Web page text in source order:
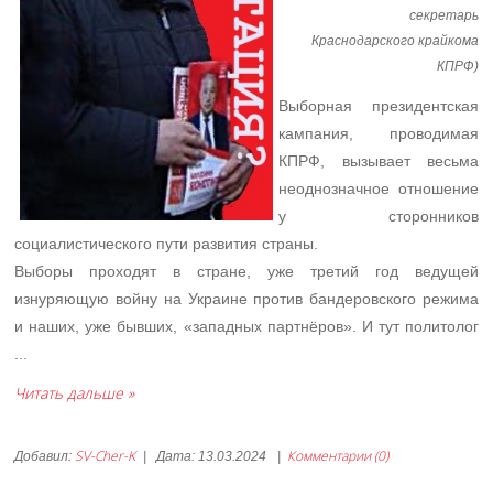
секретарь
Краснодарского крайкома
КПРФ)
Выборная президентская
кампания, проводимая
КПРФ, вызывает весьма
неоднозначное отношение
у сторонников
социалистического пути развития страны.
Выборы проходят в стране, уже третий год ведущей
изнуряющую войну на Украине против бандеровского режима
и наших, уже бывших, «западных партнёров». И тут политолог
Читать дальше »
Добавил: SV-Cher-K | Дата: 13.03.2024 | Комментарии (0)